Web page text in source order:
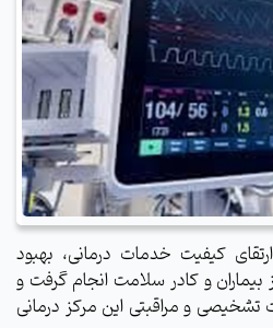
کیفیت خدمات درمانی، بهبود
بیماران و کادر سلامت انجام گرفت و
و مراقبتی این مرکز درمانی